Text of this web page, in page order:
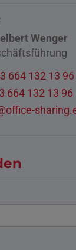
Wenger
664 132 13 96
664 132 13 96